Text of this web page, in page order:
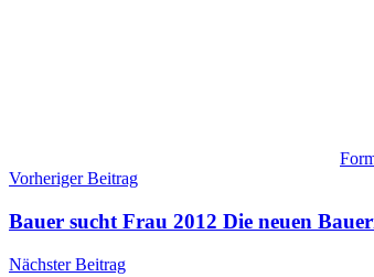
Beitragsnavigation
Vorheriger Beitrag
Bauer sucht Frau 2012 Die neuen
Nächster Beitrag